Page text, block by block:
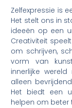
Zelfexpressie is
Het stelt ons in
ideeën op een
Creativiteit
om schrijven,
vorm van
innerlijke
alleen
Het biedt een
helpen om beter